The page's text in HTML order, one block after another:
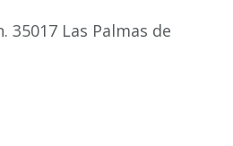
Las Palmas de